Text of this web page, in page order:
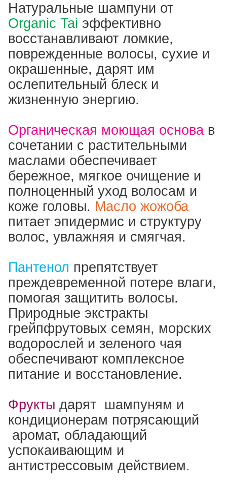
Натуральные шампуни от
Organic Tai эффективно
восстанавливают ломкие,
поврежденные волосы, сухие и
окрашенные, дарят им
ослепительный блеск и
жизненную энергию.
Органическая моющая основа в
сочетании с растительными
маслами обеспечивает
бережное, мягкое очищение и
полноценный уход волосам и
коже головы. Масло жожоба
питает эпидермис и структуру
волос, увлажняя и смягчая.
Пантенол препятствует
преждевременной потере влаги,
помогая защитить волосы.
Природные экстракты
грейпфрутовых семян, морских
водорослей и зеленого чая
обеспечивают комплексное
питание и восстановление.
Фрукты дарят шампуням и
кондиционерам потрясающий
аромат, обладающий
успокаивающим и
антистрессовым действием.